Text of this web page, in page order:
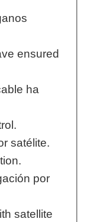
ensured
ha
satélite.
por
satellite